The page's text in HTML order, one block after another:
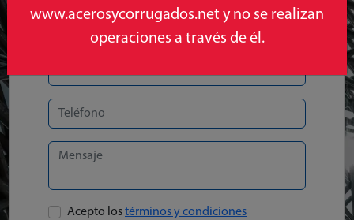
Acepto lostérminos y condiciones
www.acerosycorrugados.net y no se realizan
operaciones a través de él.